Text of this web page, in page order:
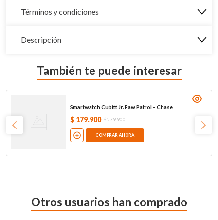
Términos y condiciones
Descripción
También te puede interesar
Smartwatch Cubitt Jr. Paw Patrol – Chase
$ 179.900 $279.900
COMPRAR AHORA
Otros usuarios han comprado